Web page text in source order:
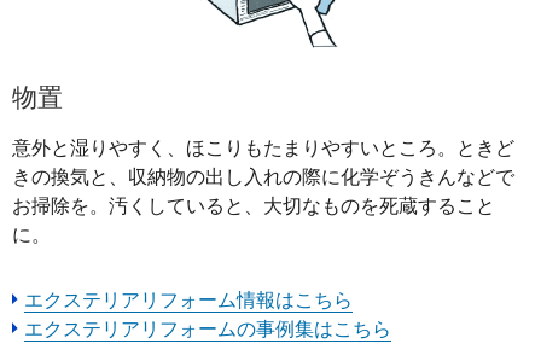
物置
意外と湿りやすく、ほこりもたまりやすいところ。ときど
きの換気と、収納物の出し入れの際に化学ぞうきんなどで
お掃除を。汚くしていると、大切なものを死蔵すること
に。
エクステリアリフォーム情報はこちら
エクステリアリフォームの事例集はこちら